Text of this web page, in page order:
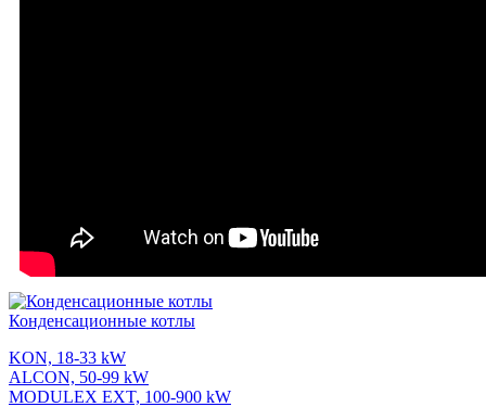
Конденсационные котлы
KON, 18-33 kW
ALCON, 50-99 kW
MODULEX EXT, 100-900 kW